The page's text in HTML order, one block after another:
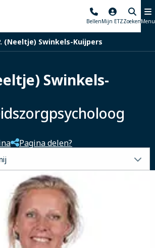
BellenMijn ETZZoekenMenu
(Neeltje) Swinkels-Kuijpers
Swinkels-
Pagina delen?